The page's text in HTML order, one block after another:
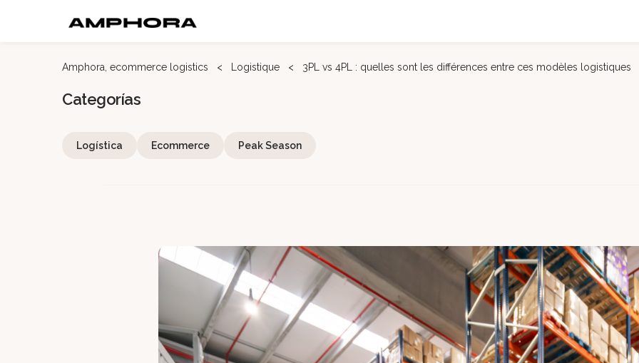
Amphora, ecommerce logistics < Logistique < 3PL vs 4PL : quelles sont les différences entre ces modèles logistiques
Categorías
Logística Ecommerce Peak Season